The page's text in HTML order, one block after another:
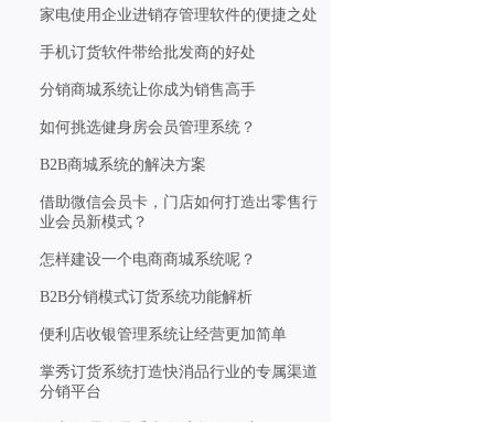
家电使用企业进销存管理软件的便捷之处
手机订货软件带给批发商的好处
分销商城系统让你成为销售高手
如何挑选健身房会员管理系统？
B2B商城系统的解决方案
借助微信会员卡，门店如何打造出零售行
业会员新模式？
怎样建设一个电商商城系统呢？
B2B分销模式订货系统功能解析
便利店收银管理系统让经营更加简单
掌秀订货系统打造快消品行业的专属渠道
分销平台